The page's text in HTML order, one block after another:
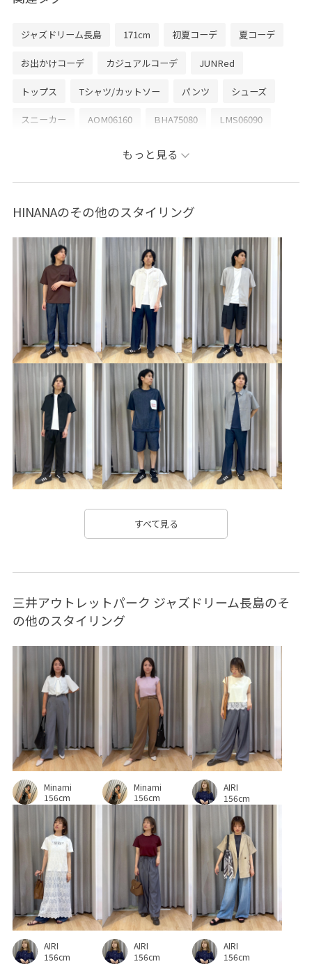
ジャズドリーム長島 171cm 初夏コーデ 夏コーデ
お出かけコーデ カジュアルコーデ JUNRed
トップス Tシャツ/カットソー パンツ シューズ
スニーカー AOM06160 BHA75080 LMS06090
アイコニック
コットン100% コート サッカー
スポーツ スポーツ用品 セットアップ
デイリーで活躍 デザイン性 デニムに合わせる
ドローコード ナイロン ハリ感 バスケットボール
バンドカラー ボリューム感 ポリエステル モード感
リラックス感 ロゴプリント
ワイドシルエット ワイドパンツ
別注アイテム 快適 快適なはき心地
発泡プリント 穿き心地が良い 立体感
耐久性 靴
もっと見る
HINANAのその他のスタイリング
すべて見る
三井アウトレットパーク ジャズドリーム長島のそ
の他のスタイリング
Minami
156cm
Minami
156cm
AIRI
156cm
AIRI
156cm
AIRI
156cm
AIRI
156cm